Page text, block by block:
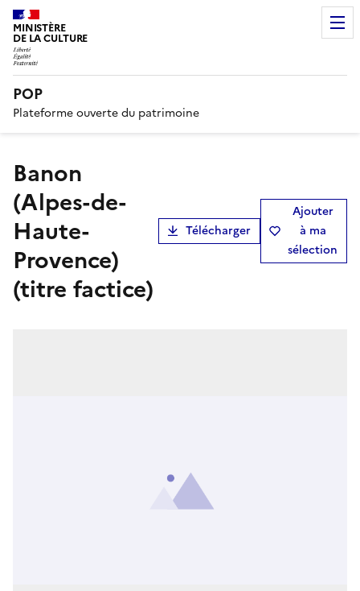
MINISTÈRE
DE LA CULTURE
POP
Plateforme ouverte du patrimoine
Banon
(Alpes-de-
Haute-
Provence)
(titre factice)
Télécharger
Ajouter
à ma
sélection